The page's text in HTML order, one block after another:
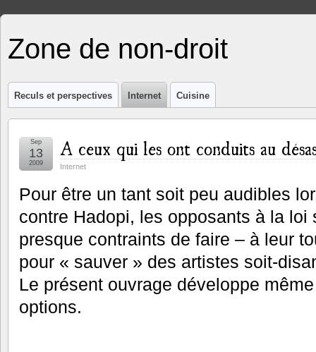
Zone de non-droit
Reculs et perspectives Internet Cuisine
A ceux qui les ont conduits au
Internet
Sep
13
2009
Pour être un tant soit peu audibles
contre Hadopi, les opposants à la loi
presque contraints de faire – à leur
pour « sauver » des artistes soit-
Le présent ouvrage développe
options.